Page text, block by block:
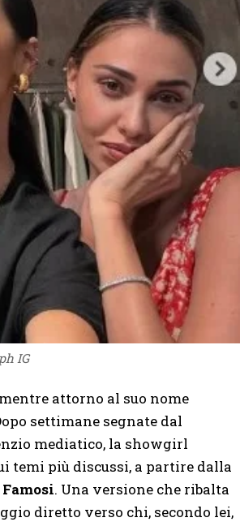
IG
attorno al suo nome
settimane segnate dal
mediatico, la showgirl
temi più discussi, a partire dalla
. Una versione che ribalta
diretto verso chi, secondo lei,